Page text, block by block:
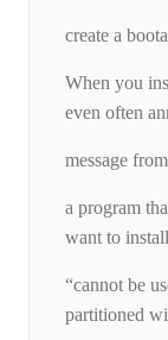
create a
When you
even often
message
a program
want to
“cannot be
partitioned